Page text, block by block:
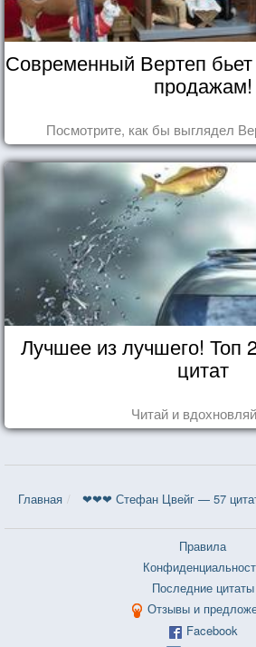
Современный Вертеп
продажам!
Посмотрите, как бы выглядел
Лучшее из лучшего! Топ
цитат
Читай и
Главная ❤❤❤ Стефан Цвейг — 57
Правила
Последние цитаты
Отзывы и
Facebook